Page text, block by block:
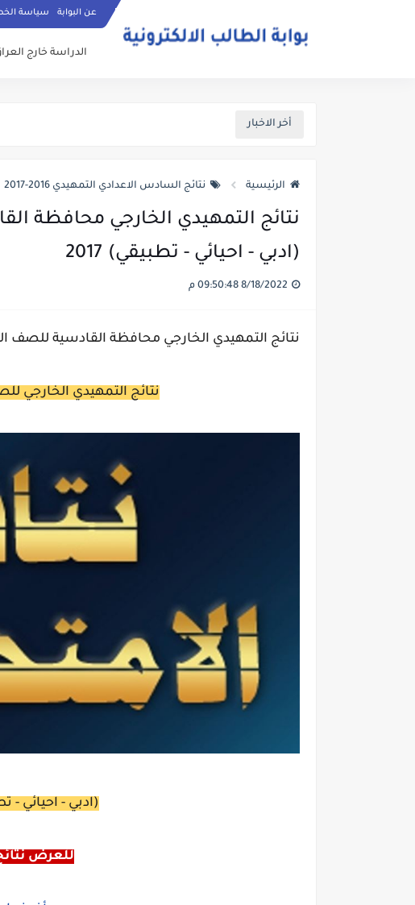
عن البوابة سياسة
الدراسة خارج
أخر الاخبار
الرئيسية نتائج السادس الاعدادي التمهيدي 2016-2017
نتائج التمهيدي الخارجي محافظة
(ادبي - احيائي - تطبيقي) 2017
نتائج التمهيدي الخارجي محافظة القادسية للصف
نتائج التمهيدي الخارجي
(ادبي - احيائي -
للعرض